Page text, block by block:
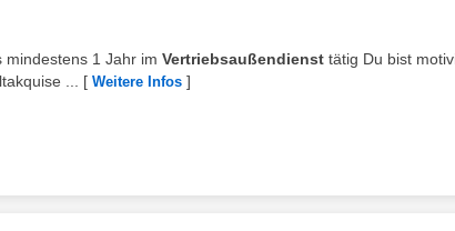
mindestens 1 Jahr im Vertriebsaußendienst tätig Du bist
...
[ Weitere Infos ]